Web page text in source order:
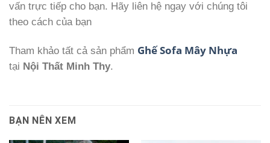
vấn trực tiếp cho bạn. Hãy liên hệ ngay với chúng tôi
theo cách của bạn
Tham khảo tất cả sản phẩm Ghế Sofa Mây Nhựa
tại Nội Thất Minh Thy.
BẠN NÊN XEM